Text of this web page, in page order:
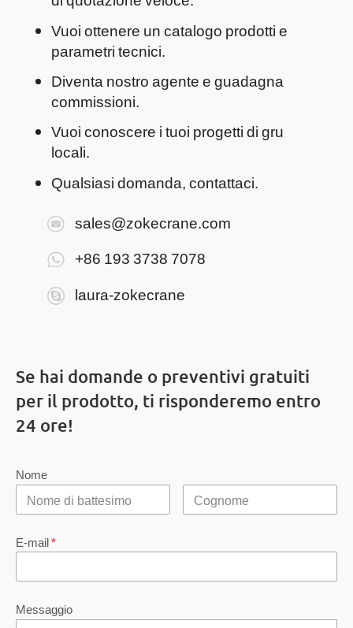
Vuoi ottenere un catalogo prodotti e
parametri tecnici.
Diventa nostro agente e guadagna
commissioni.
Vuoi conoscere i tuoi progetti di gru
locali.
Qualsiasi domanda, contattaci.
sales@zokecrane.com
+86 193 3738 7078
laura-zokecrane
Se hai domande o preventivi gratuiti
per il prodotto, ti risponderemo entro
24 ore!
Nome
E-mail*
Messaggio